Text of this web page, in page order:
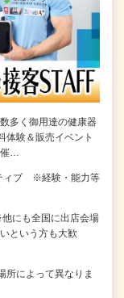
多く御用達の健康器
体験＆販売イベント
催…
ィブ ※経験・能力等
にも全国に出店会場
という方も大歓
によって異なりま